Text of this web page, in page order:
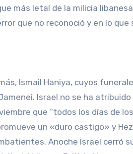
más letal de la milicia
que no reconoció y en lo que
Ismail Haniya, cuyos
Israel no se ha
que “todos los días de
un «duro castigo» y
Anoche Israel cerró